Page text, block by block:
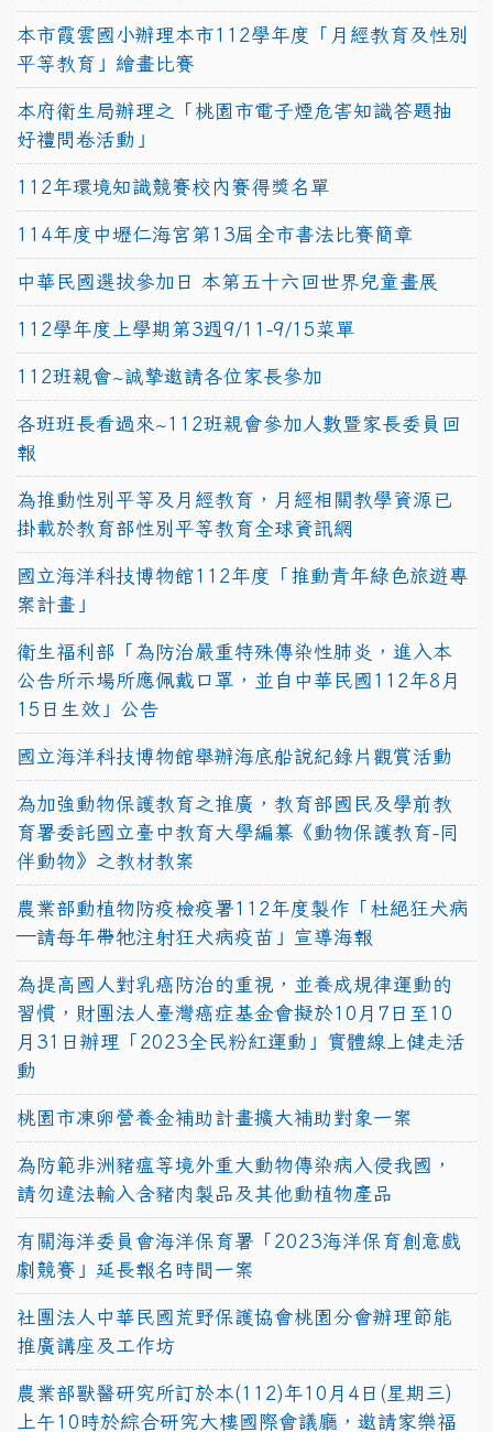
本市霞雲國小辦理本市112學年度「月經教育及性別
平等教育」繪畫比賽
本府衛生局辦理之「桃園市電子煙危害知識答題抽
好禮問卷活動」
112年環境知識競賽校內賽得獎名單
114年度中壢仁海宮第13屆全市書法比賽簡章
中華民國選拔參加日 本第五十六回世界兒童畫展
112學年度上學期第3週9/11-9/15菜單
112班親會~誠摯邀請各位家長參加
各班班長看過來~112班親會參加人數暨家長委員回
報
為推動性別平等及月經教育，月經相關教學資源已
掛載於教育部性別平等教育全球資訊網
國立海洋科技博物館112年度「推動青年綠色旅遊專
案計畫」
衛生福利部「為防治嚴重特殊傳染性肺炎，進入本
公告所示場所應佩戴口罩，並自中華民國112年8月
15日生效」公告
國立海洋科技博物館舉辦海底船說紀錄片觀賞活動
為加強動物保護教育之推廣，教育部國民及學前教
育署委託國立臺中教育大學編纂《動物保護教育-同
伴動物》之教材教案
農業部動植物防疫檢疫署112年度製作「杜絕狂犬病
—請每年帶牠注射狂犬病疫苗」宣導海報
為提高國人對乳癌防治的重視，並養成規律運動的
習慣，財團法人臺灣癌症基金會擬於10月7日至10
月31日辦理「2023全民粉紅運動」實體線上健走活
動
桃園市凍卵營養金補助計畫擴大補助對象一案
為防範非洲豬瘟等境外重大動物傳染病入侵我國，
請勿違法輸入含豬肉製品及其他動植物產品
有關海洋委員會海洋保育署「2023海洋保育創意戲
劇競賽」延長報名時間一案
社團法人中華民國荒野保護協會桃園分會辦理節能
推廣講座及工作坊
農業部獸醫研究所訂於本(112)年10月4日(星期三)
上午10時於綜合研究大樓國際會議廳，邀請家樂福